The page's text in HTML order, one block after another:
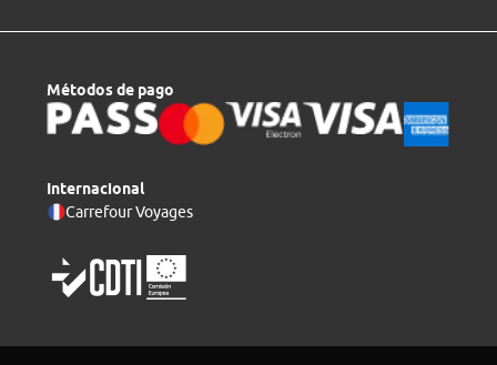
Métodos de pago
Internacional
Carrefour Voyages